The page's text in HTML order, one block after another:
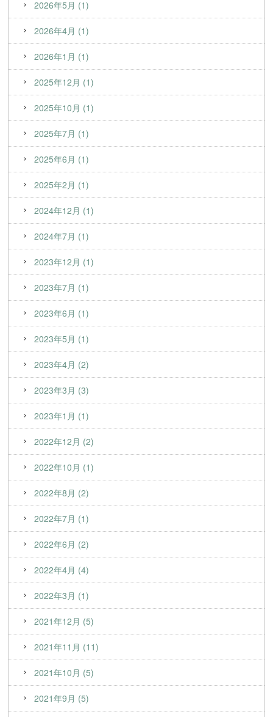
2026年5月 (1)
2026年4月 (1)
2026年1月 (1)
2025年12月 (1)
2025年10月 (1)
2025年7月 (1)
2025年6月 (1)
2025年2月 (1)
2024年12月 (1)
2024年7月 (1)
2023年12月 (1)
2023年7月 (1)
2023年6月 (1)
2023年5月 (1)
2023年4月 (2)
2023年3月 (3)
2023年1月 (1)
2022年12月 (2)
2022年10月 (1)
2022年8月 (2)
2022年7月 (1)
2022年6月 (2)
2022年4月 (4)
2022年3月 (1)
2021年12月 (5)
2021年11月 (11)
2021年10月 (5)
2021年9月 (5)